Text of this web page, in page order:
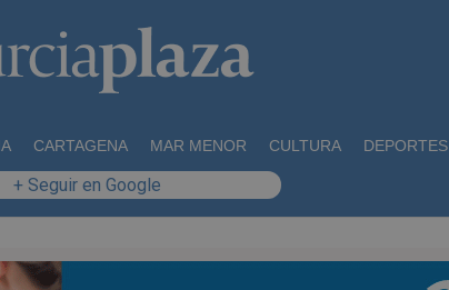
CARTAGENA MAR MENOR CULTURA DEPORTES
+ Seguir en Google